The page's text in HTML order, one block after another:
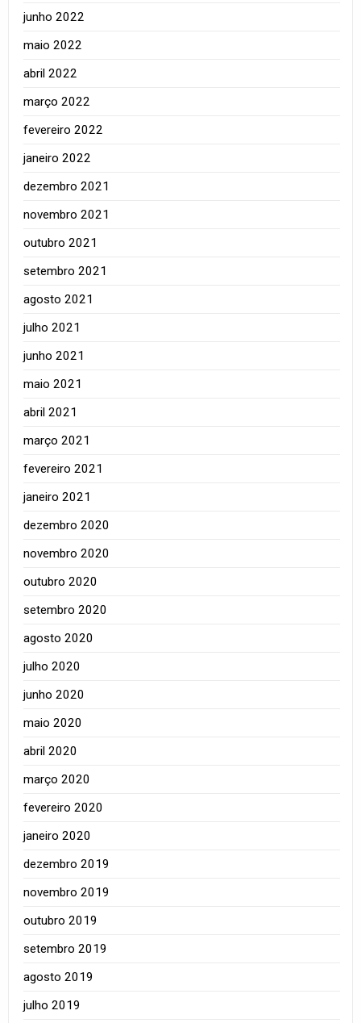
junho 2022
maio 2022
abril 2022
março 2022
fevereiro 2022
janeiro 2022
dezembro 2021
novembro 2021
outubro 2021
setembro 2021
agosto 2021
julho 2021
junho 2021
maio 2021
abril 2021
março 2021
fevereiro 2021
janeiro 2021
dezembro 2020
novembro 2020
outubro 2020
setembro 2020
agosto 2020
julho 2020
junho 2020
maio 2020
abril 2020
março 2020
fevereiro 2020
janeiro 2020
dezembro 2019
novembro 2019
outubro 2019
setembro 2019
agosto 2019
julho 2019